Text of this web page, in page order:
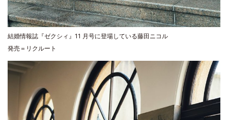
結婚情報誌『ゼクシィ』11 月号に登場している藤田ニコル
発売＝リクルート